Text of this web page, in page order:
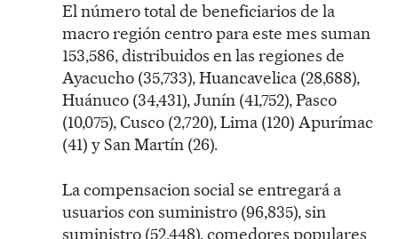
El número total de beneficiarios de la
macro región centro para este mes suman
153,586, distribuidos en las regiones de
Ayacucho (35,733), Huancavelica (28,688),
Huánuco (34,431), Junín (41,752), Pasco
(10,075), Cusco (2,720), Lima (120) Apurímac
(41) y San Martín (26).
La compensacion social se entregará a
usuarios con suministro (96,835), sin
suministro (52,448), comedores populares